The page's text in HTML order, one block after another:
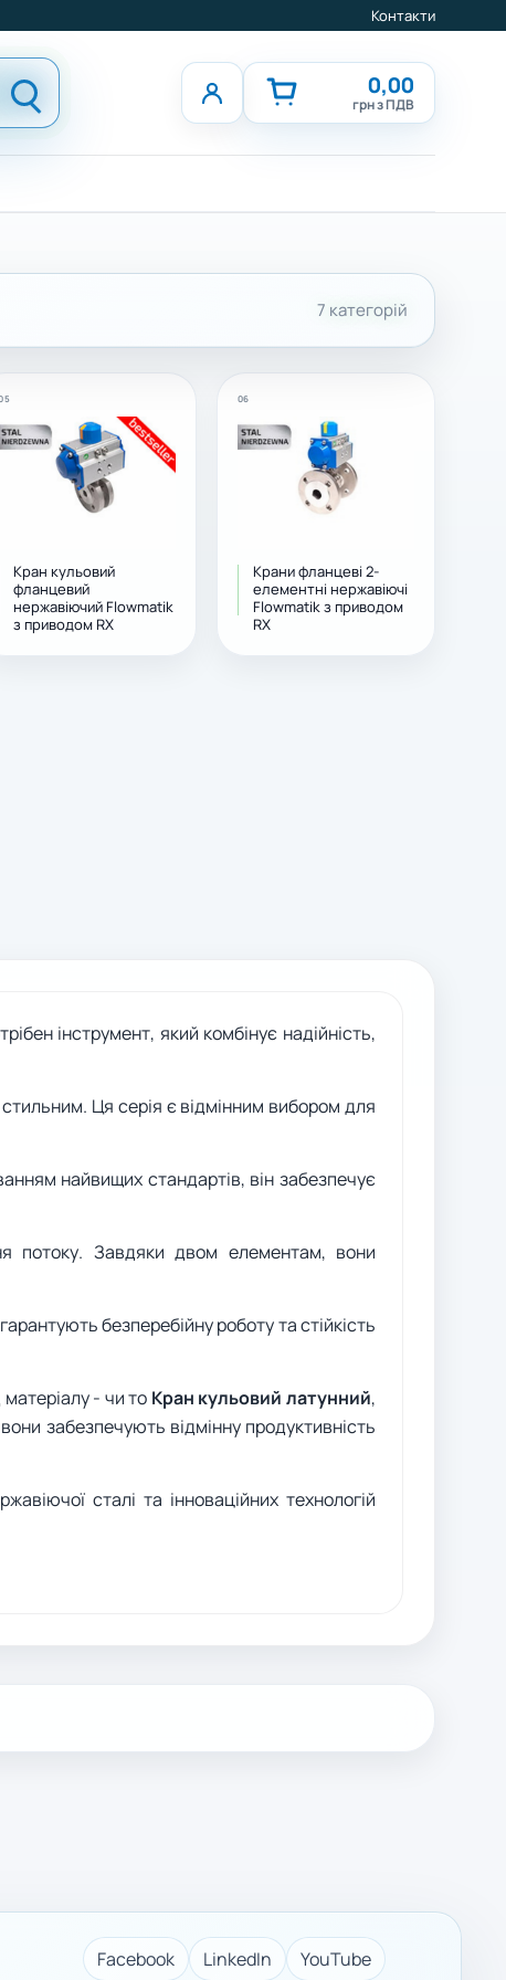
Контакти
0,00
грн з ПДВ
7 категорій
Кран кульовий
фланцевий
нержавіючий Flowmatik
з приводом RX
06
Крани фланцеві 2-
елементні нержавіючі
Flowmatik з приводом
RX
інструмент, який комбінує надійність,
Ця серія є відмінним вибором для
найвищих стандартів, він забезпечує
потоку. Завдяки двом елементам, вони
безперебійну роботу та стійкість
- чи то Кран кульовий латунний,
забезпечують відмінну продуктивність
сталі та інноваційних технологій
Facebook LinkedIn YouTube